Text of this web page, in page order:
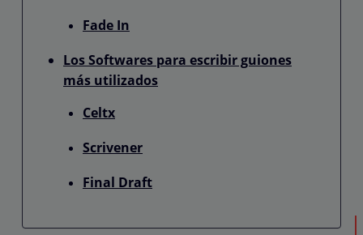
Fade In
Los Softwares para escribir guiones
más utilizados
Celtx
Scrivener
Final Draft